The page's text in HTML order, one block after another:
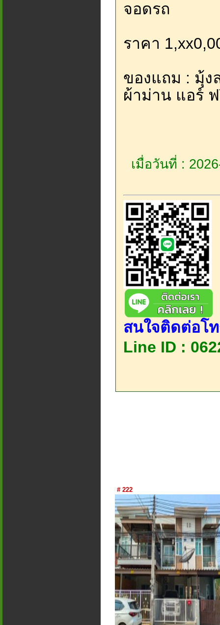
จอดรถ
ราคา
ของแถม : มุ้ง
ผ้าม่าน แอร์
เมื่อวันที่ :
สนใจติดต่อโ
Line ID :
# 222